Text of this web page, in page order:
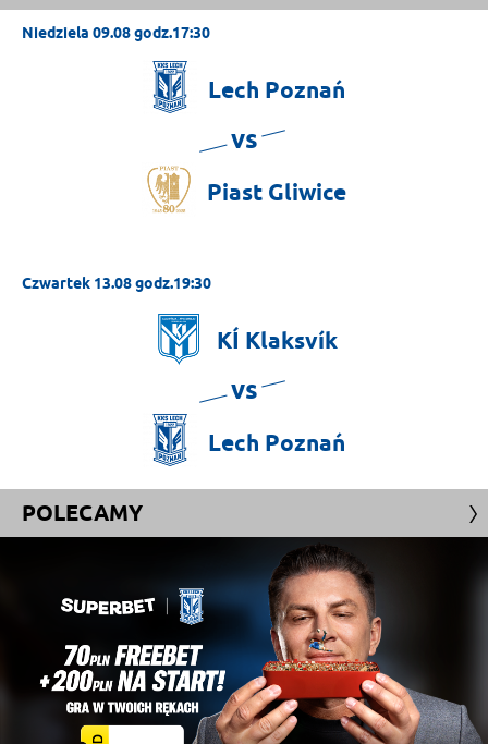
Niedziela 09.08 godz.17:30
Lech Poznań
vs
Piast Gliwice
Czwartek 13.08 godz.19:30
KÍ Klaksvík
vs
Lech Poznań
POLECAMY